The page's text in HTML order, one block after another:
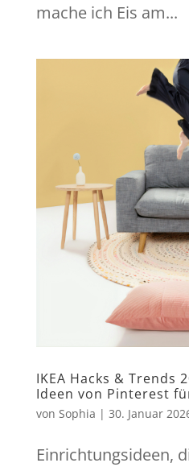
mache ich Eis am...
IKEA Hacks & Trends
Ideen von Pinterest
von Sophia | 30. Januar
Einrichtungsideen,